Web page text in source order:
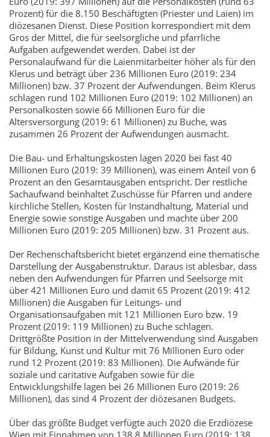
Prozent) für die 8.150 Beschäftigten (Priester und Laien) im
diözesanen Dienst. Diese Position korrespondiert mit dem
Gros der Mittel, die für seelsorgliche und pfarrliche
Aufgaben aufgewendet werden. Dabei ist der
Personalaufwand für die Laienmitarbeiter höher als für den
Klerus und beträgt über 236 Millionen Euro (2019: 234
Millionen) bzw. 37 Prozent der Aufwendungen. Beim Klerus
schlagen rund 102 Millionen Euro (2019: 102 Millionen) an
Personalkosten sowie 66 Millionen Euro für die
Altersversorgung (2019: 61 Millionen) zu Buche, was
zusammen 26 Prozent der Aufwendungen ausmacht.
Die Bau- und Erhaltungskosten lagen 2020 bei fast 40
Millionen Euro (2019: 39 Millionen), was einem Anteil von 6
Prozent an den Gesamtausgaben entspricht. Der restliche
Sachaufwand beinhaltet Zuschüsse für Pfarren und andere
kirchliche Stellen, Kosten für Instandhaltung, Material und
Energie sowie sonstige Ausgaben und machte über 200
Millionen Euro (2019: 205 Millionen) bzw. 31 Prozent aus.
Der Rechenschaftsbericht bietet ergänzend eine thematische
Darstellung der Ausgabenstruktur. Daraus ist ablesbar, dass
neben den Aufwendungen für Pfarren und Seelsorge mit
über 421 Millionen Euro und damit 65 Prozent (2019: 412
Millionen) die Ausgaben für Leitungs- und
Organisationsaufgaben mit 121 Millionen Euro bzw. 19
Prozent (2019: 119 Millionen) zu Buche schlagen.
Drittgrößte Position in der Mittelverwendung sind Ausgaben
für Bildung, Kunst und Kultur mit 76 Millionen Euro oder
rund 12 Prozent (2019: 83 Millionen). Die Aufwände für
soziale und caritative Aufgaben sowie für die
Entwicklungshilfe lagen bei 26 Millionen Euro (2019: 26
Millionen), das sind 4 Prozent der diözesanen Budgets.
Über das größte Budget verfügte auch 2020 die Erzdiözese
Wien mit Einnahmen von 138,8 Millionen Euro (2019: 138